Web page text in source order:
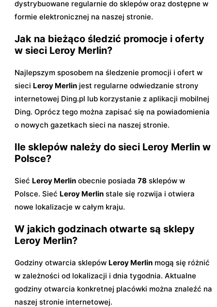
dystrybuowane regularnie do sklepów oraz dostępne w
formie elektronicznej na naszej stronie.
Jak na bieżąco śledzić promocje i oferty
w sieci Leroy Merlin?
Najlepszym sposobem na śledzenie promocji i ofert w
sieci Leroy Merlin jest regularne odwiedzanie strony
internetowej Ding.pl lub korzystanie z aplikacji mobilnej
Ding. Oprócz tego można zapisać się na powiadomienia
o nowych gazetkach sieci na naszej stronie.
Ile sklepów należy do sieci Leroy Merlin w
Polsce?
Sieć Leroy Merlin obecnie posiada 78 sklepów w
Polsce. Sieć Leroy Merlin stale się rozwija i otwiera
nowe lokalizacje w całym kraju.
W jakich godzinach otwarte są sklepy
Leroy Merlin?
Godziny otwarcia sklepów Leroy Merlin mogą się różnić
w zależności od lokalizacji i dnia tygodnia. Aktualne
godziny otwarcia konkretnej placówki można znaleźć na
naszej stronie internetowej.